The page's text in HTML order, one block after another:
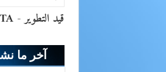
آخر ما